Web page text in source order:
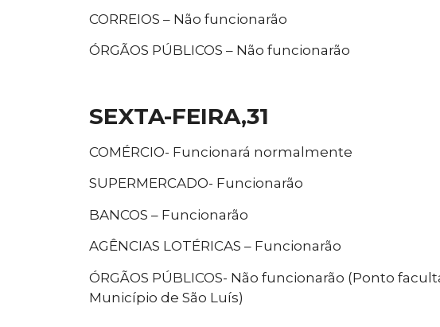
CORREIOS – Não funcionarão
ÓRGÃOS PÚBLICOS – Não funcionarão
SEXTA-FEIRA,31
COMÉRCIO- Funcionará normalmente
SUPERMERCADO- Funcionarão
BANCOS – Funcionarão
AGÊNCIAS LOTÉRICAS – Funcionarão
ÓRGÃOS PÚBLICOS- Não funcionarão (Ponto
Município de São Luís)